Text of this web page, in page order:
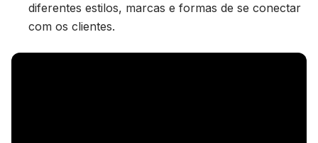
diferentes estilos, marcas e formas de se conectar
com os clientes.